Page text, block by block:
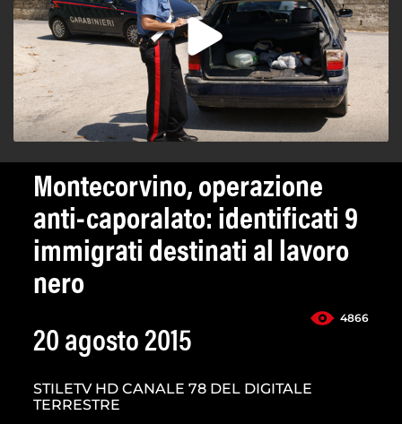
Montecorvino, operazione
anti-caporalato: identificati 9
immigrati destinati al lavoro
nero
4866
20 agosto 2015
STILETV HD CANALE 78 DEL DIGITALE
TERRESTRE